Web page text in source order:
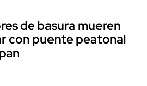
de basura mueren
con puente peatonal